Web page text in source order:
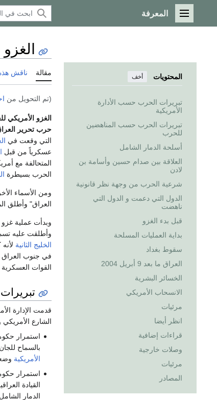
القائمة الرئيسية
المعرفة
المحتويات أخف
تبريرات الحرب حسب الأدارة
الأمريكية
تبريرات الحرب حسب المناهضين
للحرب
أسلحة الدمار الشامل
العلاقة بين صدام حسين وأسامة بن
لادن
شرعية الحرب من وجهة نظر قانونية
الدول التي دعمت و الدول التي
ناهضت
قبل بدء الغزو
بداية العمليات المسلحة
سقوط بغداد
العراق ما بعد 9 أبريل 2004
الخسائر البشرية
الانسحاب الأمريكي
مرئيات
انظر أيضا
قراءات إضافية
وصلات خارجية
مرئيات
المصادر
مقالة ناقش
(تم التحويل من
الغزو الأمريكي
حرب تحرير
التي وقعت في
عسكرياً من قبل
المتحالفة مع
الحرب بسيطرة
ومن الأسماء
العراق" وأطلق
وبدأت عملية
وأطلقت عليه
الخليج الثانية
في جنوب العراق
القوات العسكرية
قدمت الإدارة
الشارع
استمرار
بالسماح
الأمريكية
استمرار
الدمار